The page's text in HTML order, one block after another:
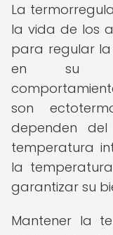
La
la vida de los
para regular
en su
son
dependen
temperatura
la
garantizar su
Mantener la